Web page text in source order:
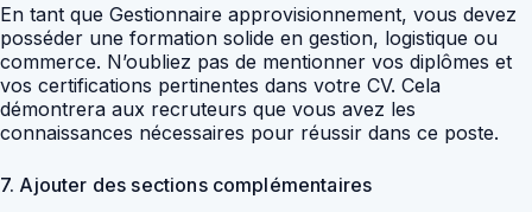
En tant que Gestionnaire approvisionnement, vous devez
posséder une formation solide en gestion, logistique ou
commerce. N’oubliez pas de mentionner vos diplômes et
vos certifications pertinentes dans votre CV. Cela
démontrera aux recruteurs que vous avez les
connaissances nécessaires pour réussir dans ce poste.
7. Ajouter des sections complémentaires